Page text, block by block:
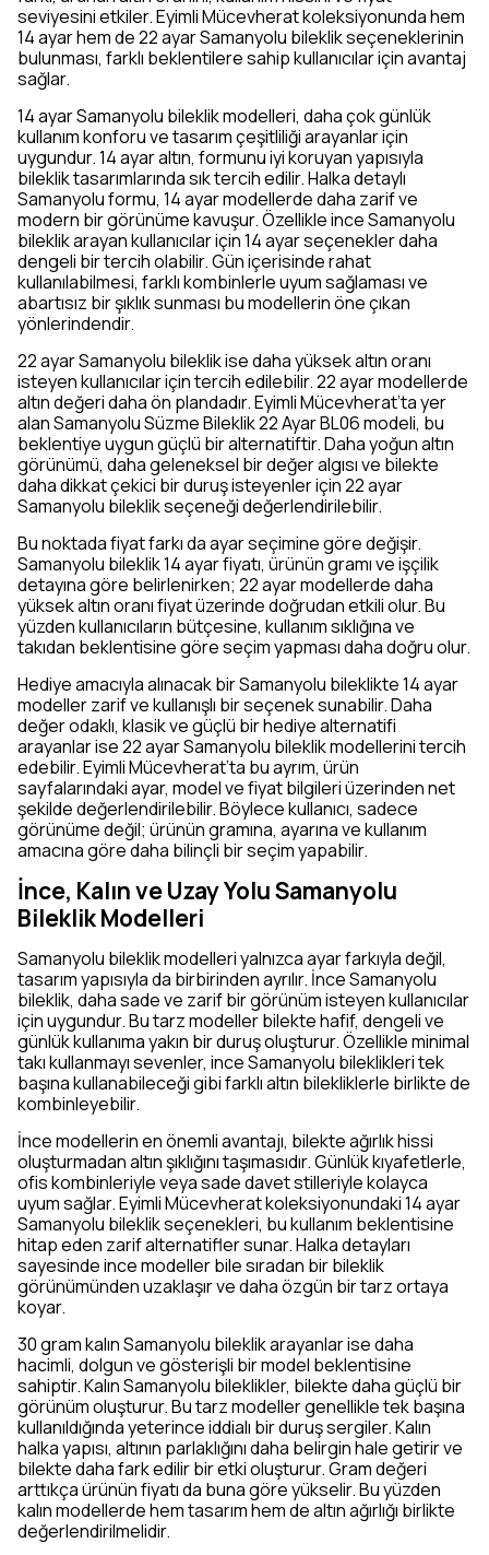
seviyesini etkiler. Eyimli Mücevherat koleksiyonunda hem
14 ayar hem de 22 ayar Samanyolu bileklik seçeneklerinin
bulunması, farklı beklentilere sahip kullanıcılar için avantaj
sağlar.
14 ayar Samanyolu bileklik modelleri, daha çok günlük
kullanım konforu ve tasarım çeşitliliği arayanlar için
uygundur. 14 ayar altın, formunu iyi koruyan yapısıyla
bileklik tasarımlarında sık tercih edilir. Halka detaylı
Samanyolu formu, 14 ayar modellerde daha zarif ve
modern bir görünüme kavuşur. Özellikle ince Samanyolu
bileklik arayan kullanıcılar için 14 ayar seçenekler daha
dengeli bir tercih olabilir. Gün içerisinde rahat
kullanılabilmesi, farklı kombinlerle uyum sağlaması ve
abartısız bir şıklık sunması bu modellerin öne çıkan
yönlerindendir.
22 ayar Samanyolu bileklik ise daha yüksek altın oranı
isteyen kullanıcılar için tercih edilebilir. 22 ayar modellerde
altın değeri daha ön plandadır. Eyimli Mücevherat’ta yer
alan Samanyolu Süzme Bileklik 22 Ayar BL06 modeli, bu
beklentiye uygun güçlü bir alternatiftir. Daha yoğun altın
görünümü, daha geleneksel bir değer algısı ve bilekte
daha dikkat çekici bir duruş isteyenler için 22 ayar
Samanyolu bileklik seçeneği değerlendirilebilir.
Bu noktada fiyat farkı da ayar seçimine göre değişir.
Samanyolu bileklik 14 ayar fiyatı, ürünün gramı ve işçilik
detayına göre belirlenirken; 22 ayar modellerde daha
yüksek altın oranı fiyat üzerinde doğrudan etkili olur. Bu
yüzden kullanıcıların bütçesine, kullanım sıklığına ve
takıdan beklentisine göre seçim yapması daha doğru olur.
Hediye amacıyla alınacak bir Samanyolu bileklikte 14 ayar
modeller zarif ve kullanışlı bir seçenek sunabilir. Daha
değer odaklı, klasik ve güçlü bir hediye alternatifi
arayanlar ise 22 ayar Samanyolu bileklik modellerini tercih
edebilir. Eyimli Mücevherat’ta bu ayrım, ürün
sayfalarındaki ayar, model ve fiyat bilgileri üzerinden net
şekilde değerlendirilebilir. Böylece kullanıcı, sadece
görünüme değil; ürünün gramına, ayarına ve kullanım
amacına göre daha bilinçli bir seçim yapabilir.
İnce, Kalın ve Uzay Yolu Samanyolu
Bileklik Modelleri
Samanyolu bileklik modelleri yalnızca ayar farkıyla değil,
tasarım yapısıyla da birbirinden ayrılır. İnce Samanyolu
bileklik, daha sade ve zarif bir görünüm isteyen kullanıcılar
için uygundur. Bu tarz modeller bilekte hafif, dengeli ve
günlük kullanıma yakın bir duruş oluşturur. Özellikle minimal
takı kullanmayı sevenler, ince Samanyolu bileklikleri tek
başına kullanabileceği gibi farklı altın bilekliklerle birlikte de
kombinleyebilir.
İnce modellerin en önemli avantajı, bilekte ağırlık hissi
oluşturmadan altın şıklığını taşımasıdır. Günlük kıyafetlerle,
ofis kombinleriyle veya sade davet stilleriyle kolayca
uyum sağlar. Eyimli Mücevherat koleksiyonundaki 14 ayar
Samanyolu bileklik seçenekleri, bu kullanım beklentisine
hitap eden zarif alternatifler sunar. Halka detayları
sayesinde ince modeller bile sıradan bir bileklik
görünümünden uzaklaşır ve daha özgün bir tarz ortaya
koyar.
30 gram kalın Samanyolu bileklik arayanlar ise daha
hacimli, dolgun ve gösterişli bir model beklentisine
sahiptir. Kalın Samanyolu bileklikler, bilekte daha güçlü bir
görünüm oluşturur. Bu tarz modeller genellikle tek başına
kullanıldığında yeterince iddialı bir duruş sergiler. Kalın
halka yapısı, altının parlaklığını daha belirgin hale getirir ve
bilekte daha fark edilir bir etki oluşturur. Gram değeri
arttıkça ürünün fiyatı da buna göre yükselir. Bu yüzden
kalın modellerde hem tasarım hem de altın ağırlığı birlikte
değerlendirilmelidir.